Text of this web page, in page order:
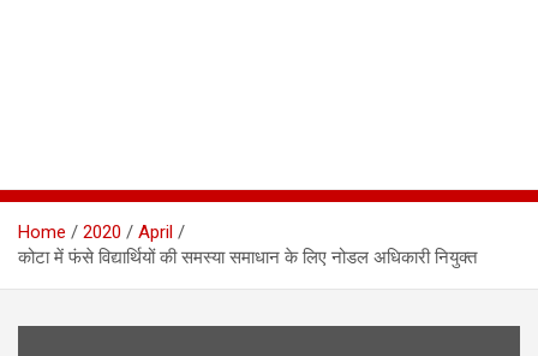
Home 2020
April
कोटा में फंसे विद्यार्थियों की समस्या समाधान के लिए नोडल अधिकारी नियुक्त